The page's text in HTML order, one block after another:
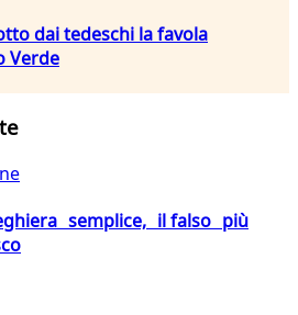
dai tedeschi la favola
Verde
semplice, il falso più